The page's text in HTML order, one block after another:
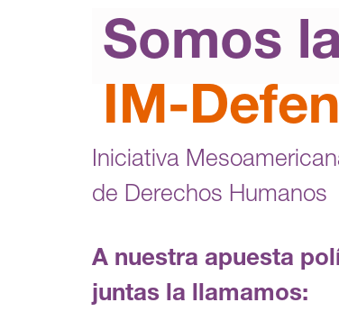
Somos la
IM-
Iniciativa
de Derechos Humanos
A nuestra apuesta
juntas la llamamos: